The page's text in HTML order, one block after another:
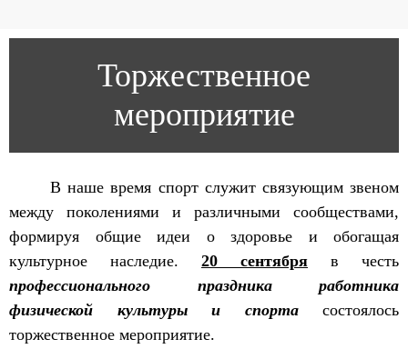
Торжественное
мероприятие
В наше время спорт служит связующим звеном
между поколениями и различными сообществами,
формируя общие идеи о здоровье и обогащая
культурное наследие. 20 сентября в честь
профессионального праздника работника
физической культуры и спортасостоялось
торжественное мероприятие.